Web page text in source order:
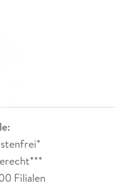
Filialen